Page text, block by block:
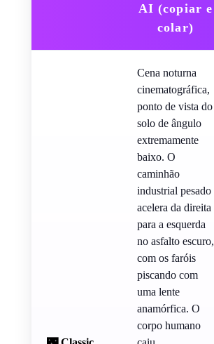
AI (copiar e
colar)
Cena noturna
cinematográfica,
ponto de vista do
solo de ângulo
extremamente
baixo. O
caminhão
industrial pesado
acelera da direita
para a esquerda
no asfalto escuro,
com os faróis
piscando com
uma lente
anamórfica. O
corpo humano